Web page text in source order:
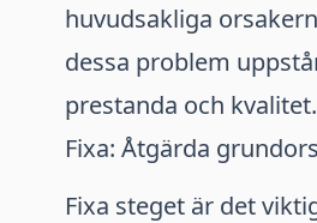
huvudsakliga
dessa problem
prestanda och kvalitet.
Fixa: Åtgärda
Fixa steget är det